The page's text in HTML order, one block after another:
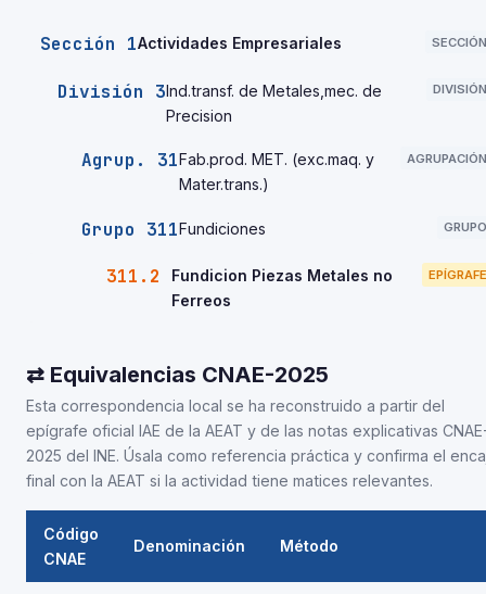
Sección 1Actividades Empresariales SECCIÓN
División 3Ind.transf. de Metales,mec. de
Precision
DIVISIÓN
Agrup. 31Fab.prod. MET. (exc.maq. y
Mater.trans.)
AGRUPACIÓN
Grupo 311Fundiciones GRUPO
311.2
Fundicion Piezas Metales no
Ferreos
EPÍGRAFE
⇄ Equivalencias CNAE-2025
Esta correspondencia local se ha reconstruido a partir del
epígrafe oficial IAE de la AEAT y de las notas explicativas
2025 del INE. Úsala como referencia práctica y confirma el
final con la AEAT si la actividad tiene matices relevantes.
Código
CNAE
Denominación Método